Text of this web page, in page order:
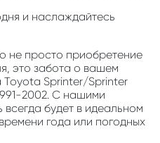
и наслаждайтесь
не просто приобретение
это забота о вашем
Sprinter/Sprinter
2002. С нашими
будет в идеальном
года или погодных